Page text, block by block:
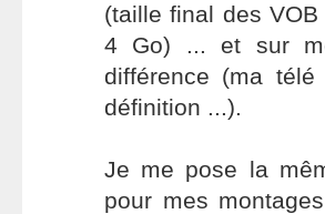
(taille final des
4 Go) ... et sur
différence (ma
définition ...).
Je me pose la
pour mes